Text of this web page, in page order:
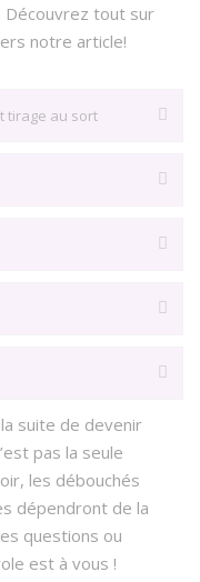
Découvrez tout sur
notre article!
tirage au sort
suite de devenir
pas la seule
les débouchés
dépendront de la
questions ou
est à vous !